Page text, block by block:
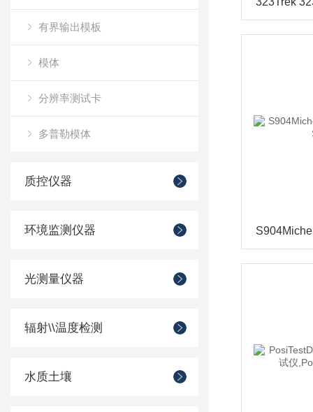
有界输出模板
模体
分辨率测试卡
多普勒模体
质控仪器
环境监测仪器
光测量仪器
辐射\\温度检测
水质土壤